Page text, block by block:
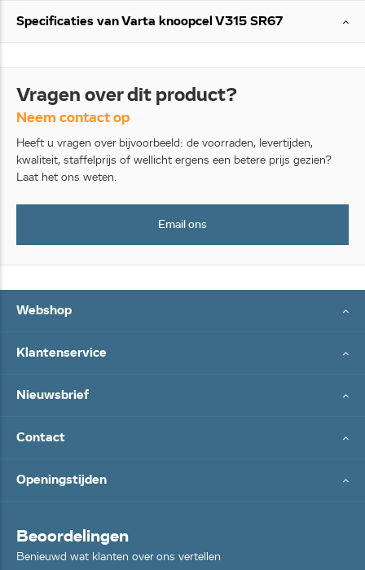
Specificaties van Varta knoopcel V315 SR67
Vragen over dit product?
Neem contact op
Heeft u vragen over bijvoorbeeld: de voorraden, levertijden,
kwaliteit, staffelprijs of wellicht ergens een betere prijs gezien?
Laat het ons weten.
Email ons
Webshop
Klantenservice
Nieuwsbrief
Contact
Openingstijden
Beoordelingen
Benieuwd wat klanten over ons vertellen